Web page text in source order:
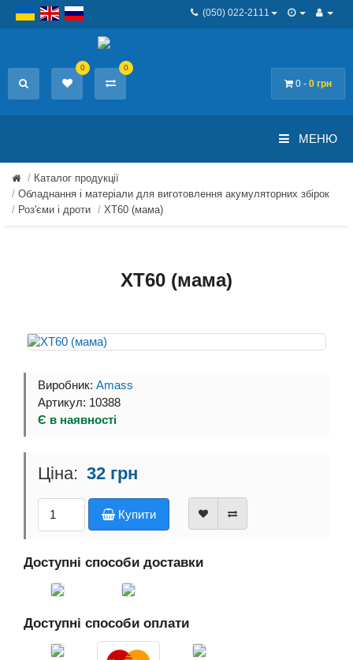
(050) 022-2111
0 - 0 грн
0 0
МЕНЮ
Каталог продукції
Обладнання і матеріали для виготовлення акумуляторних збірок
Роз'єми і дроти
XT60 (мама)
XT60 (мама)
Виробник: Amass
Артикул: 10388
Є в наявності
32 грн
Купити
Доступні способи доставки
Доступні способи оплати